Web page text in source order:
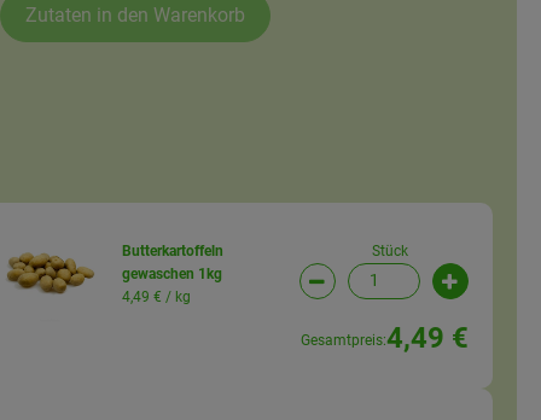
Zutaten in den Warenkorb
ändern
Butterkartoffeln
gewaschen 1kg
4,49 € / kg
Stück
Artikelanzahl verringern
Gesamtpreis:4,49 €